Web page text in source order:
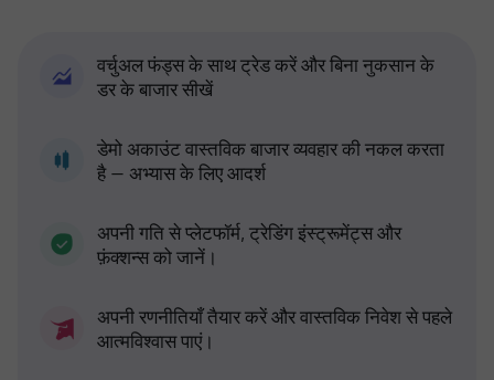
वर्चुअल फंड्स के साथ ट्रेड करें और बिना नुकसान के
डर के बाजार सीखें
डेमो अकाउंट वास्तविक बाजार व्यवहार की नकल करता
है — अभ्यास के लिए आदर्श
अपनी गति से प्लेटफॉर्म, ट्रेडिंग इंस्ट्रूमेंट्स और
फ़ंक्शन्स को जानें।
अपनी रणनीतियाँ तैयार करें और वास्तविक निवेश से पहले
आत्मविश्वास पाएं।